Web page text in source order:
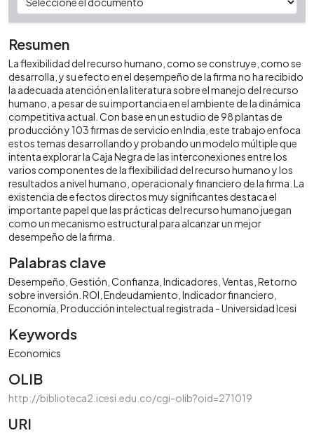
Resumen
La flexibilidad del recurso humano, como se construye, como se
desarrolla, y su efecto en el desempeño de la firma no ha recibido
la adecuada atención en la literatura sobre el manejo del recurso
humano, a pesar de su importancia en el ambiente de la dinámica
competitiva actual. Con base en un estudio de 98 plantas de
producción y 103 firmas de servicio en India, este trabajo enfoca
estos temas desarrollando y probando un modelo múltiple que
intenta explorar la Caja Negra de las interconexiones entre los
varios componentes de la flexibilidad del recurso humano y los
resultados a nivel humano, operacional y financiero de la firma. La
existencia de efectos directos muy significantes destaca el
importante papel que las prácticas del recurso humano juegan
como un mecanismo estructural para alcanzar un mejor
desempeño de la firma.
Palabras clave
Desempeño Gestión Confianza Indicadores Ventas Retorno
sobre inversión. ROI Endeudamiento Indicador financiero
Economía Producción intelectual registrada - Universidad Icesi
Keywords
Economics
OLIB
http://biblioteca2.icesi.edu.co/cgi-olib?oid=271019
URI